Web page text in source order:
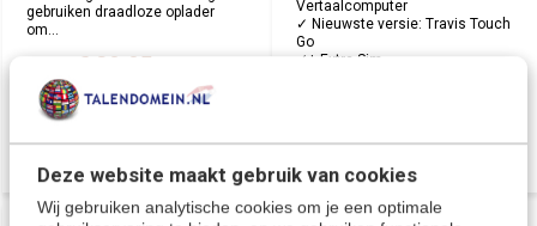
Deze website maakt gebruik van cookies
Wij gebruiken analytische cookies om je een optimale
gebruiken draadloze oplader
om...
€ 29,95
Deliverytime
Vertaalcomputer
✓ Nieuwste versie: Travis Touch
Go
✓+ Extra Sim...